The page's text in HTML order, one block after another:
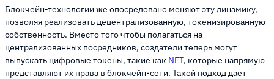
Блокчейн-технологии же опосредовано меняют эту динамику,
позволяя реализовать децентрализованную, токенизированную
собственность. Вместо того чтобы полагаться на
централизованных посредников, создатели теперь могут
выпускать цифровые токены, такие как NFT, которые напрямую
представляют их права в блокчейн-сети. Такой подход дает